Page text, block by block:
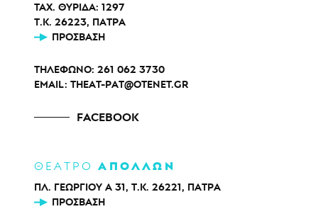
ΤΑΧ. ΘΥΡΙΔΑ: 1297
Τ.Κ. 26223, ΠΑΤΡΑ
ΠΡΌΣΒΑΣΗ
ΤΗΛΕΦΩΝΟ: 261 062 3730
EMAIL: THEAT-PAT@OTENET.GR
FACEBOOK
ΘΕΑΤΡΟΑΠΟΛΛΩΝ
ΠΛ. ΓΕΩΡΓΙΟΥ Α 31, Τ.Κ. 26221, ΠΑΤΡΑ
ΠΡΌΣΒΑΣΗ